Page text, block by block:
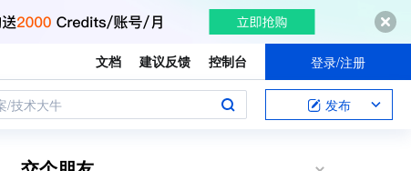
文档 建议反馈 控制台 登录/注册
/技术大牛 发布